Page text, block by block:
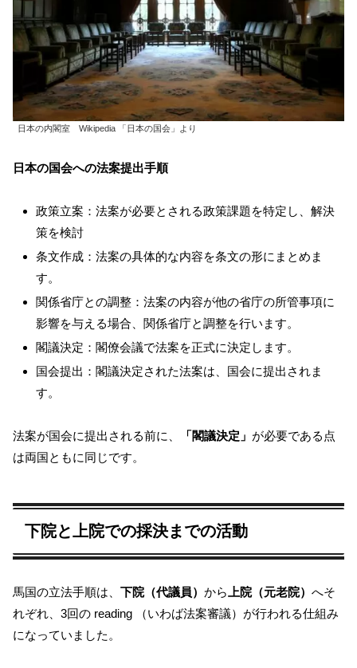
日本の内閣室 Wikipedia 「日本の国会」より
日本の国会への法案提出手順
政策立案：法案が必要とされる政策課題を特定し、解決
策を検討
条文作成：法案の具体的な内容を条文の形にまとめま
す。
関係省庁との調整：法案の内容が他の省庁の所管事項に
影響を与える場合、関係省庁と調整を行います。
閣議決定：閣僚会議で法案を正式に決定します。
国会提出：閣議決定された法案は、国会に提出されま
す。
法案が国会に提出される前に、 「閣議決定」 が必要である点
は両国ともに同じです。
下院と上院での採決までの活動
馬国の立法手順は、 下院（代議員） から 上院（元老院） へそ
れぞれ、3回の reading （いわば法案審議）が行われる仕組み
になっていました。